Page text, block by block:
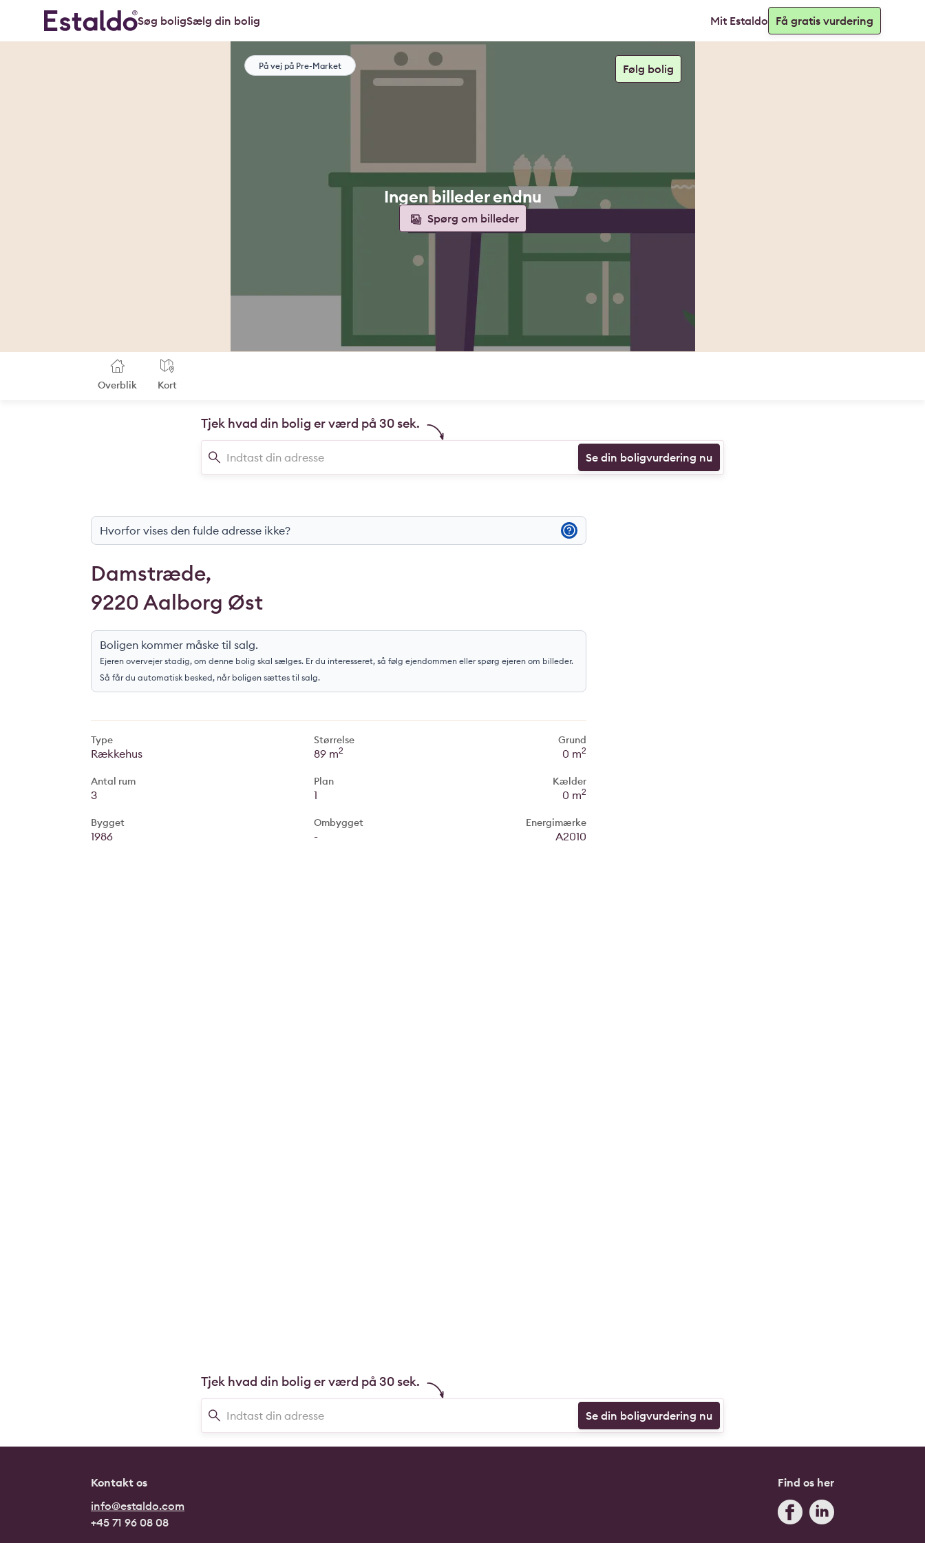
Søg boligSælg din bolig Mit Estaldo Få gratis vurdering
Ingen billeder endnu
Spørg om billeder
På vej på Pre-Market
Overblik Kort
Tjek hvad din bolig er værd på 30 sek.
Se din boligvurdering nu
Hvorfor vises den fulde adresse ikke?
Damstræde,
9220 Aalborg Øst
Boligen kommer måske til salg.
Ejeren overvejer stadig, om denne bolig skal sælges. Er du interesseret, så følg ejendommen eller spørg ejeren om billeder.
Så får du automatisk besked, når boligen sættes til salg.
Type
Rækkehus
Antal rum
3
Bygget
1986
Størrelse
89 m2
Plan
1
Ombygget
-
Grund
0 m2
Kælder
0 m2
Energimærke
A2010
Tjek hvad din bolig er værd på 30 sek.
Se din boligvurdering nu
Kontakt os
info@estaldo.com
+45 71 96 08 08
Find os her